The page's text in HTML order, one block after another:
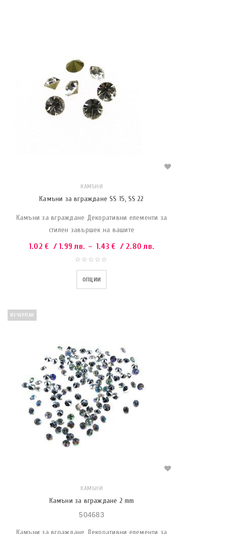
КАМЪНИ
Камъни за вграждане SS 15, SS 22
Камъни за вграждане Декоративни елементи за
стилен завършек на вашите
1.02€ / 1.99 лв. – 1.43€ / 2.80 лв.
ОПЦИИ
ИЗЧЕРПАН
КАМЪНИ
Камъни за вграждане 2 mm
504683
Камъни за вграждане Декоративни елементи за